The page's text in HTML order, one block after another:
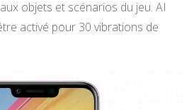
objets et scénarios du jeu. AI
activé pour 30 vibrations de